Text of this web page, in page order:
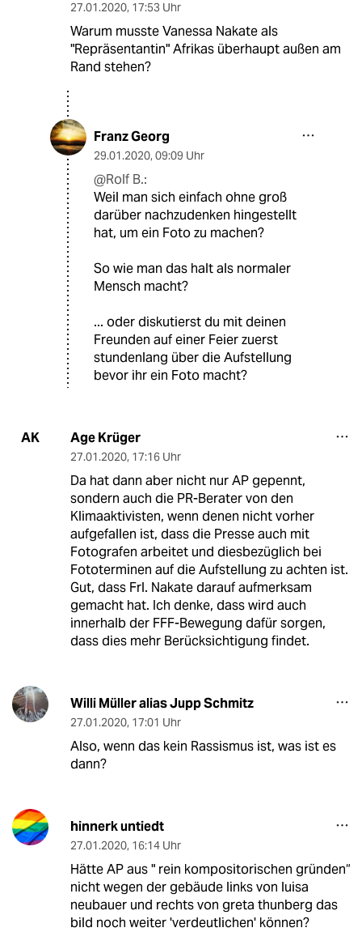
27.01.2020, 17:53 Uhr
Warum musste Vanessa Nakate als
"Repräsentantin" Afrikas überhaupt außen am
Rand stehen?
Franz Georg
29.01.2020, 09:09 Uhr
@Rolf B.:
Weil man sich einfach ohne groß
darüber nachzudenken hingestellt
hat, um ein Foto zu machen?
So wie man das halt als normaler
Mensch macht?
... oder diskutierst du mit deinen
Freunden auf einer Feier zuerst
stundenlang über die Aufstellung
bevor ihr ein Foto macht?
AK Age Krüger
27.01.2020, 17:16 Uhr
Da hat dann aber nicht nur AP gepennt,
sondern auch die PR-Berater von den
Klimaaktivisten, wenn denen nicht vorher
aufgefallen ist, dass die Presse auch mit
Fotografen arbeitet und diesbezüglich bei
Fototerminen auf die Aufstellung zu achten ist.
Gut, dass Frl. Nakate darauf aufmerksam
gemacht hat. Ich denke, dass wird auch
innerhalb der FFF-Bewegung dafür sorgen,
dass dies mehr Berücksichtigung findet.
Willi Müller alias Jupp Schmitz
27.01.2020, 17:01 Uhr
Also, wenn das kein Rassismus ist, was ist es
dann?
hinnerk untiedt
27.01.2020, 16:14 Uhr
Hätte AP aus " rein kompositorischen gründen“
nicht wegen der gebäude links von luisa
neubauer und rechts von greta thunberg das
bild noch weiter 'verdeutlichen' können?